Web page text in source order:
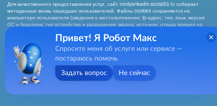
Для качественного предоставления услуг, сайт novlyankadm.social33.ru собирает
метаданные вновь зашедших пользователей. Файлы cookies сохраняются на
компьютере пользователя (сведения о местоположении; ip-адрес; тип, язык, версия
ОС и браузера; тип устройства и разрешение экрана; источник, откуда пришел на
сайт пользователь; какие страницы открывает). Собранная информация
используется для обработки статистических данных использования сайта
посредством интернет-сервисов LiveInternet, Яндекс.Метрика, Hotlog). Нажимая
кнопку «СОГЛАСЕН», Вы подтверждаете то, что Вы проинформированы о сборе
метаданных на нашем сайте. Если вы не хотите, чтобы эти данные
обрабатывались, то должны покинуть сайт. Отключить cookies можно в настройках
браузера
Согласен
Привет! Я Робот Макс
Спросите меня об услуге или сервисе —
постараюсь помочь
Задать вопрос Не сейчас